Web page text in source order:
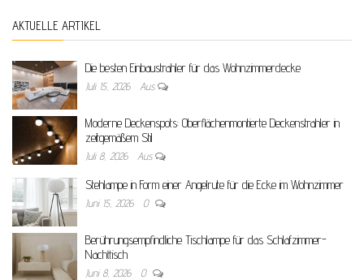
AKTUELLE ARTIKEL
Die besten Einbaustrahler für das Wohnzimmerdecke
Juli 15, 2026 Aus
Moderne Deckenspots: Oberflächenmontierte Deckenstrahler in
zeitgemäßem Stil
Juli 8, 2026 Aus
Stehlampe in Form einer Angelrute für die Ecke im Wohnzimmer
Juni 15, 2026 0
Berührungsempfindliche Tischlampe für das Schlafzimmer-
Nachttisch
Juni 8, 2026 0